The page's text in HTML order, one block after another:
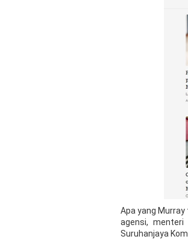
Apa yang
agensi,
Suruhanjaya